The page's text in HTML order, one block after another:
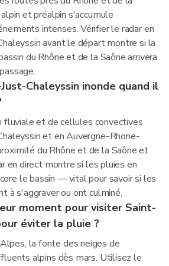
et préalpin s'accumule
intenses. Vérifier le radar en
avant le départ montre si la
du Rhône et de la Saône arrivera
Chaleyssin inonde quand il
fluviale et de cellules convectives
et en Auvergne-Rhone-
du Rhône et de la Saône et
en direct montre si les pluies en
le bassin — vital pour savoir si les
à s'aggraver ou ont culminé.
moment pour visiter Saint-
éviter la pluie ?
la fonte des neiges de
alpins dès mars. Utilisez le